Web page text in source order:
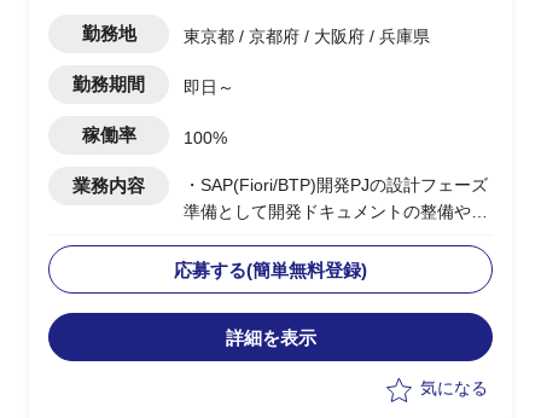
勤務地 東京都 / 京都府 / 大阪府 / 兵庫県
勤務期間 即日～
稼働率 100%
業務内容
・SAP(Fiori/BTP)開発PJの設計フェーズ
準備として開発ドキュメントの整備や開
・要件定義フェーズでは設計フェーズに
向けた準備を担当
・設計・開発フェーズにおいてはニアシ
ョア・オフショア体制での開発管理を担
・課題管理、進捗管理を中心に、開発全
応募する(簡単無料登録)
詳細を表示
気になる